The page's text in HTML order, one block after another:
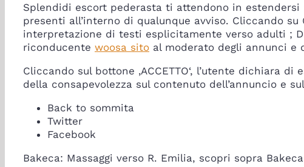
Splendidi escort pederasta ti attendono in
presenti all’interno di qualunque avviso. Cliccando
interpretazione di testi esplicitamente verso adulti ;
riconducente woosa sito al moderato degli annunci
Cliccando sul bottone ‚ACCETTO‘, l’utente dichiara
della consapevolezza sul contenuto dell’annuncio e
Back to sommita
Twitter
Facebook
Bakeca: Massaggi verso R. Emilia, scopri sopra